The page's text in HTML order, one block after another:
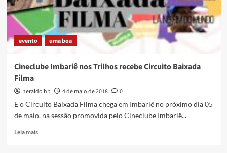
evento uma boa
Cineclube Imbariê nos Trilhos recebe Circuito Baixada
Filma
heraldo hb 4 de maio de 2018
0
E o Circuito Baixada Filma chega em Imbariê no próximo dia 05
de maio, na sessão promovida pelo Cineclube Imbariê...
Leia maisRead